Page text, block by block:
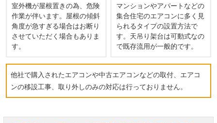
室外機が屋根置きの為、危険
作業が伴います。屋根の傾斜
角度が急すぎる場合はお断り
させていただく場合もありま
す。
マンションやアパートなどの
集合住宅のエアコンに多く見
られるタイプの設置方法で
す。天吊り架台は可動式なの
で既存流用が一般的です。
他社で購入されたエアコンや中古エアコンなどの取付、エアコ
ンの移設工事、取り外しのみの対応は行っておりません。